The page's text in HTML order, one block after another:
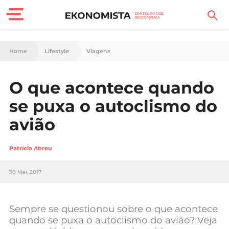
Finanças Pessoais
Carreira
Casa
Lifestyle
Sociedade
Negócios
Home Lifestyle Viagens
O que acontece quando
se puxa o autoclismo do
avião
Patrícia Abreu
30 Mai, 2017
Sempre se questionou sobre o que acontece
quando se puxa o autoclismo do avião? Veja